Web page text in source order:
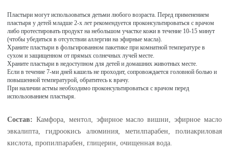
Пластыри могут использоваться детьми любого возраста. Перед применением
пластыря у детей младше 2-х лет рекомендуется проконсультироваться с врачом
либо протестировать продукт на небольшом участке кожи в течение 10-15 минут
(чтобы убедиться в отсутствии аллергии на эфирные масла).
Храните пластыри в фольгированном пакетике при комнатной температуре в
сухом и защищенном от прямых солнечных лучей месте.
Храните пластыри в недоступном для детей и домашних животных месте.
Если в течение 7-ми дней кашель не проходит, сопровождается головной болью и
повышенной температурой, обратитесь к врачу.
При наличии астмы необходимо проконсультироваться с врачом перед
использованием пластыря.
Состав: Камфора, ментол, эфирное масло вишни, эфирное масло
эвкалипта, гидроокись алюминия, метилпарабен, полиакриловая
кислота, пропилпарабен, глицерин, очищенная вода.